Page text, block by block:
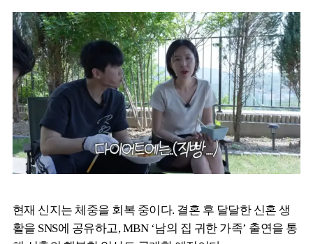
현재 신지는 체중을 회복 중이다. 결혼 후 달달한 신혼 생
활을 SNS에 공유하고, MBN ‘남의 집 귀한 가족’ 출연을 통